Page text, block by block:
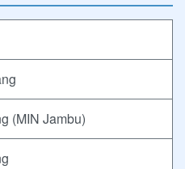
(MIN Jambu)